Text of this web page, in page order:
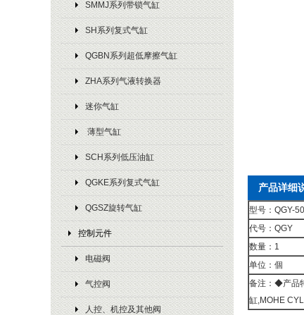
SMMJ系列带锁气缸
SH系列复式气缸
QGBN系列超低摩擦气缸
ZHA系列气液转换器
迷你气缸
薄型气缸
SCH系列低压油缸
QGKE系列复式气缸
QGSZ旋转气缸
控制元件
电磁阀
气控阀
人控、机控及其他阀
产品详细
型号：QGY-
代号：QGY
数量：1
单位：個
备注：◆产品
缸,MOHE